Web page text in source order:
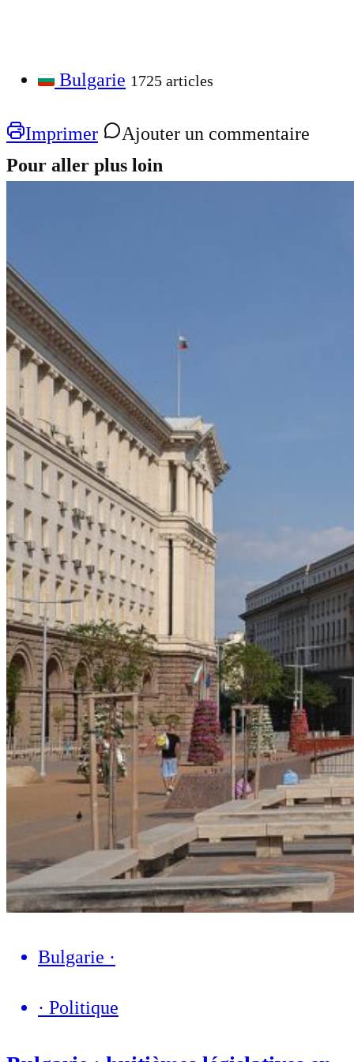
Bulgarie 1725 articles
Imprimer
Ajouter un commentaire
Pour aller plus loin
Bulgarie ·
· Politique